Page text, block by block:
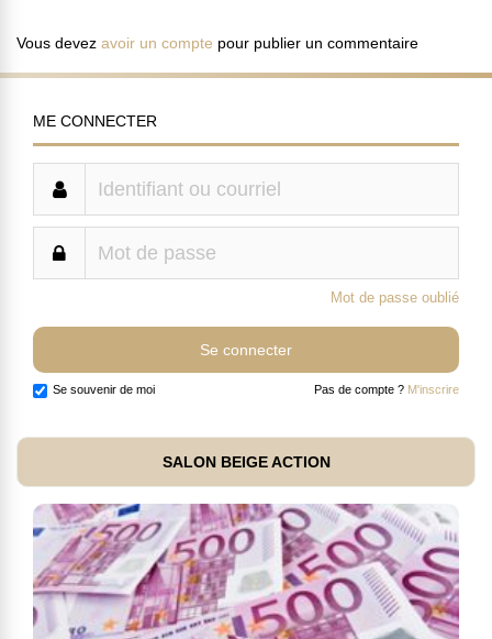
Vous devez avoir un compte pour publier un commentaire
ME CONNECTER
Mot de passe oublié
Se souvenir de moi Pas de compte ? M'inscrire
SALON BEIGE ACTION